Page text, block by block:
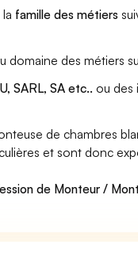
famille des métiers
domaine des métiers
SARL, SA etc.. ou des
de chambres
et sont donc
de Monteur /